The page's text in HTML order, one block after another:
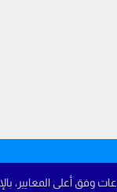
وفق أعلى المعايير،